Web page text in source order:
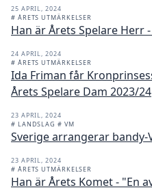
25 APRIL, 2024
# ÅRETS UTMÄRKELSER
Han är Årets Spelare Herr
24 APRIL, 2024
# ÅRETS UTMÄRKELSER
Ida Friman får
Årets Spelare Dam 2023/24
23 APRIL, 2024
# LANDSLAG # VM
Sverige arrangerar bandy-
23 APRIL, 2024
# ÅRETS UTMÄRKELSER
Han är Årets Komet - "En